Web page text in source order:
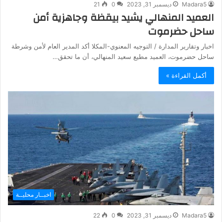
Madara5 ديسمبر 31, 2023 0
21
العميد المنهالي يشيد بيقظة وجاهزية أمن
ساحل حضرموت
اخبار وتقارير المدارة / التوجيه المعنوي-المكلا أكد المدير العام لأمن وشرطة
ساحل حضرموت، العميد مطيع سعيد المنهالي، أن ما تحقق…
أكمل القراءة »
اخبــار محليــة
Madara5 ديسمبر 31, 2023 0
22